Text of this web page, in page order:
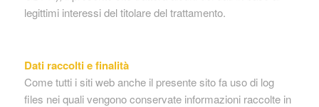
legittimi interessi del titolare del trattamento.
Dati raccolti e finalità
Come tutti i siti web anche il presente sito fa uso di log
files nei quali vengono conservate informazioni raccolte in